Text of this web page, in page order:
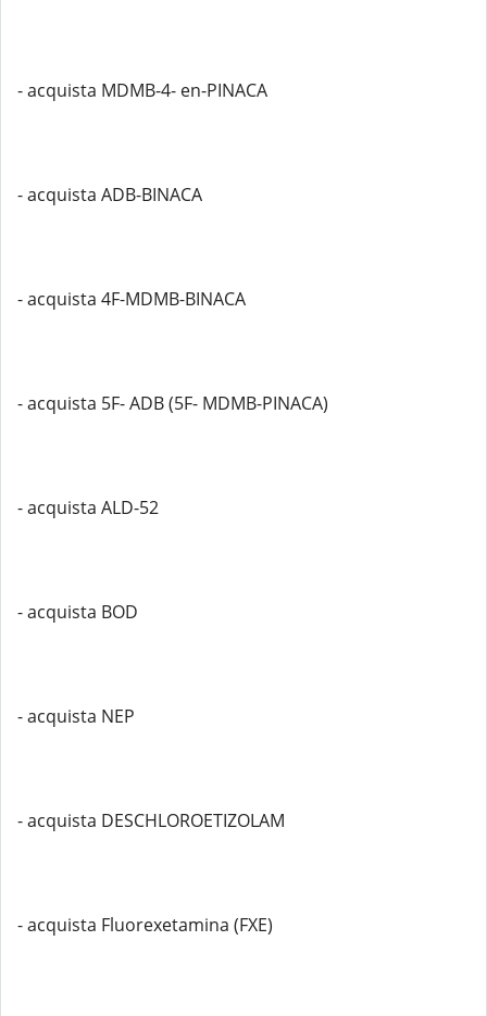
- acquista MDMB-4- en-PINACA
- acquista ADB-BINACA
- acquista 4F-MDMB-BINACA
- acquista 5F- ADB (5F- MDMB-PINACA)
- acquista ALD-52
- acquista BOD
- acquista NEP
- acquista DESCHLOROETIZOLAM
- acquista Fluorexetamina (FXE)